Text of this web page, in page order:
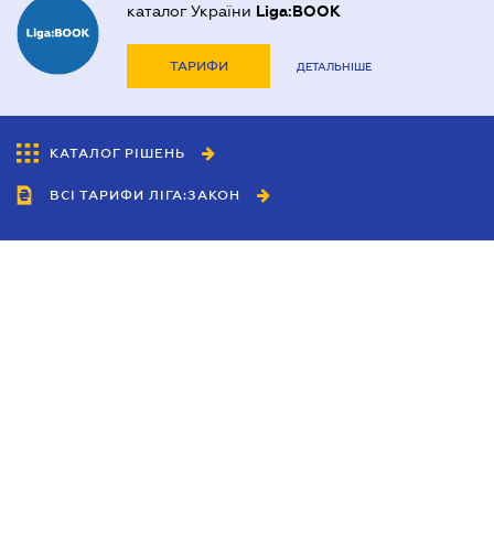
каталог України Liga:BOOK
ТАРИФИ ДЕТАЛЬНІШЕ
КАТАЛОГ РІШЕНЬ
ВСІ ТАРИФИ ЛІГА:ЗАКОН